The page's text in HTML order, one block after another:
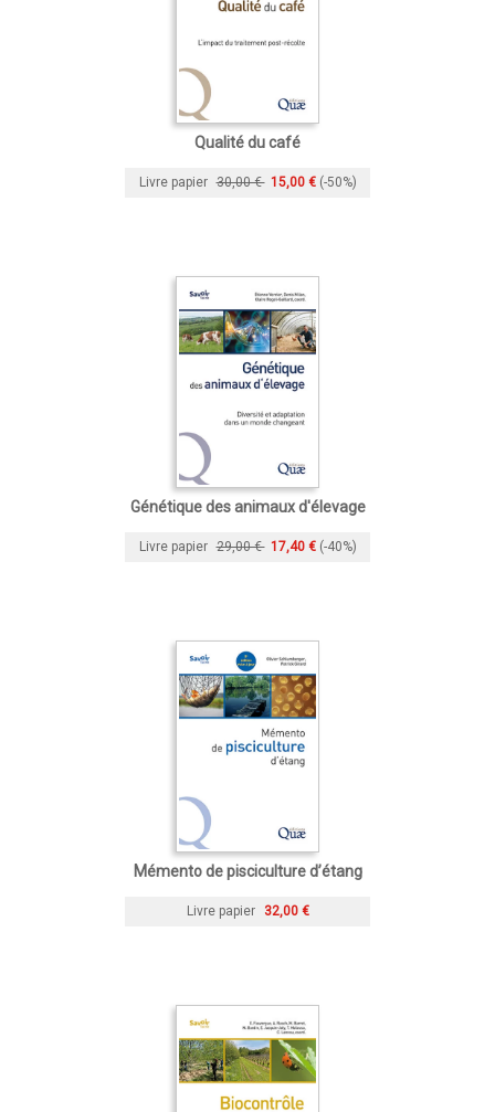
Qualité du café
Livre papier 30,00 € 15,00 € (-50%)
Génétique des animaux d'élevage
Livre papier 29,00 € 17,40 € (-40%)
Mémento de pisciculture d’étang
Livre papier 32,00 €